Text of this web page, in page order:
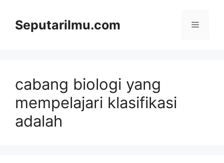
contentSeputarilmu.com Menu
cabang biologi yang
mempelajari klasifikasi
adalah